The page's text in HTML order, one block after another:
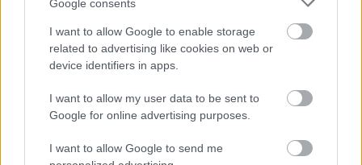
Google consents
I want to allow Google to enable storage
related to advertising like cookies on web or
device identifiers in apps.
I want to allow my user data to be sent to
Google for online advertising purposes.
I want to allow Google to send me